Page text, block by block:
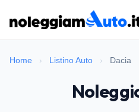
Home › Listino Auto › Dacia